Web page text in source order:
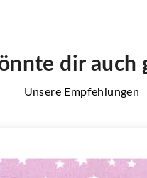
dir auch
Unsere Empfehlungen